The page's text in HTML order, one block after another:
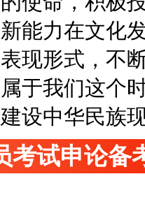
能力在文化
现形式，不
于我们这个
设中华民族
考试申论备